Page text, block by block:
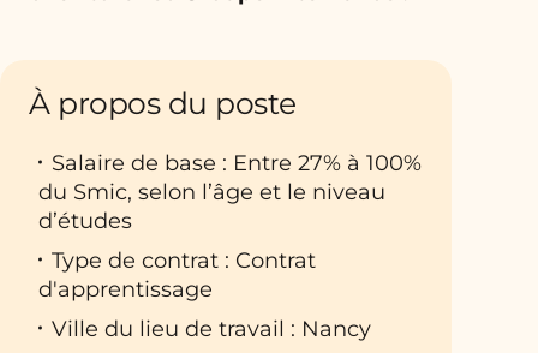
À propos du poste
Salaire de base : Entre 27% à 100%
du Smic, selon l’âge et le niveau
d’études
Type de contrat : Contrat
d'apprentissage
Ville du lieu de travail : Nancy